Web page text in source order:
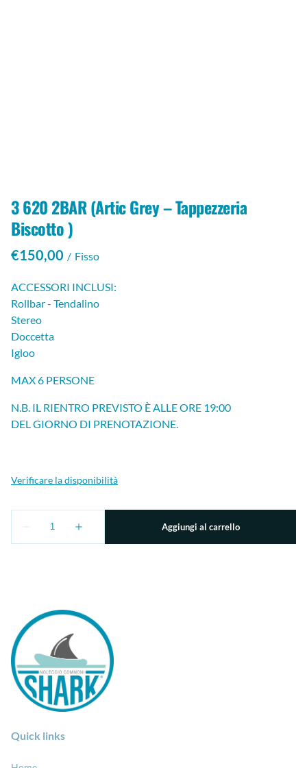
3 620 2BAR (Artic Grey – Tappezzeria
Biscotto )
/
ACCESSORI INCLUSI:
Rollbar - Tendalino
Stereo
Doccetta
Igloo
MAX 6 PERSONE
N.B. IL RIENTRO PREVISTO È ALLE ORE 19:00
DEL GIORNO DI PRENOTAZIONE.
Quick links